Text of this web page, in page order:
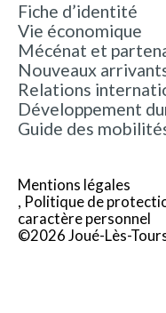
Fiche d’identité
Vie économique
Mécénat et
Nouveaux
Relations
Développement
Guide des
Mentions légales
Politique de
caractère personnel
©2026 Joué-Lès-